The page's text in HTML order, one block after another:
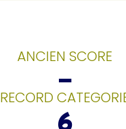
ANCIEN SCORE
–
RECORD
6